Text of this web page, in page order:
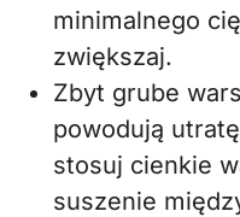
minimalnego
zwiększaj.
Zbyt grube
powodują
stosuj cienkie
suszenie